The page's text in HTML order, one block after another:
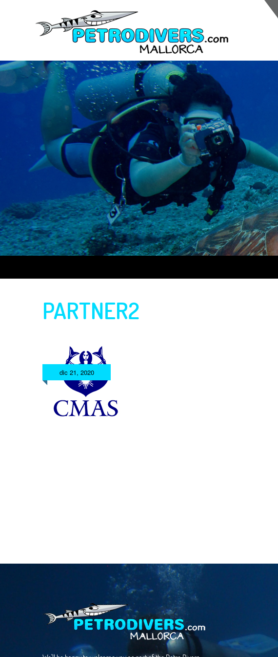
PARTNER2
dic 21, 2020